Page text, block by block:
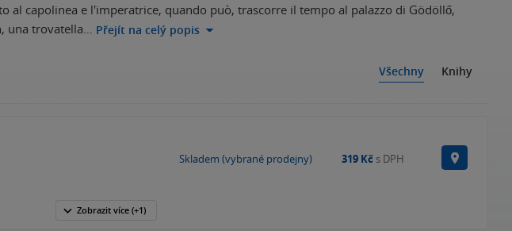
capolinea e l'imperatrice, quando può, trascorre il tempo al palazzo di Gödöllő,
una trovatella… Přejít na celý popis
Všechny Knihy
Skladem (vybrané prodejny) 319 Kč s DPH
Zobrazit více (+1)